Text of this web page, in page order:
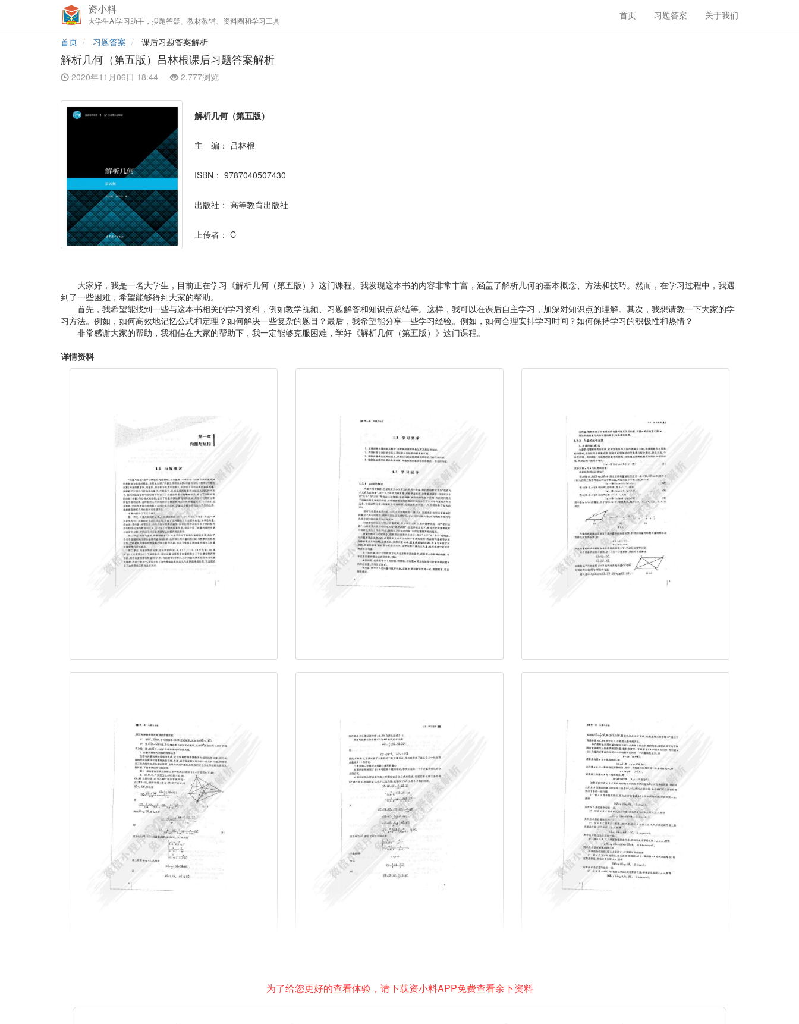
资小料
大学生AI学习助手，搜题答疑、教材教辅、资料圈和学习工具 首页 习题答案 关于我们
首页 习题答案 课后习题答案解析
解析几何（第五版）吕林根课后习题答案解析
2020年11月06日 18:44 2,777浏览
解析几何（第五版）
主 编： 吕林根
ISBN： 9787040507430
出版社： 高等教育出版社
上传者： C
大家好，我是一名大学生，目前正在学习《解析几何（第五版）》这门课程。我发现这本书的内容非常丰富，涵盖了解析几何的基本概念、方法和技巧。然而，在学习过程中，我遇
到了一些困难，希望能够得到大家的帮助。
首先，我希望能找到一些与这本书相关的学习资料，例如教学视频、习题解答和知识点总结等。这样，我可以在课后自主学习，加深对知识点的理解。其次，我想请教一下大家的学
习方法。例如，如何高效地记忆公式和定理？如何解决一些复杂的题目？最后，我希望能分享一些学习经验。例如，如何合理安排学习时间？如何保持学习的积极性和热情？
非常感谢大家的帮助，我相信在大家的帮助下，我一定能够克服困难，学好《解析几何（第五版）》这门课程。
详情资料
为了给您更好的查看体验，请下载资小料APP免费查看余下资料